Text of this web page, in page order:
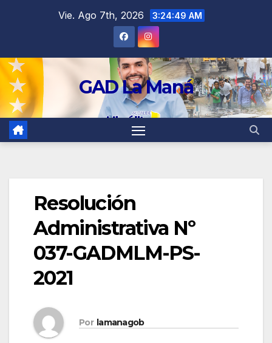
Vie. Ago 7th, 2026 3:24:50 AM
GAD La Maná
Resolución
Administrativa Nº
037-GADMLM-PS-
2021
Por lamanagob